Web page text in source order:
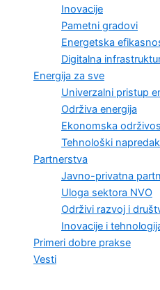
Inovacije
Pametni gradovi
Energetska
Digitalna
Energija za sve
Univerzalni pristup
Održiva energija
Ekonomska
Tehnološki
Partnerstva
Javno-privatna
Uloga sektora NVO
Održivi razvoj i
Inovacije i
Primeri dobre prakse
Vesti